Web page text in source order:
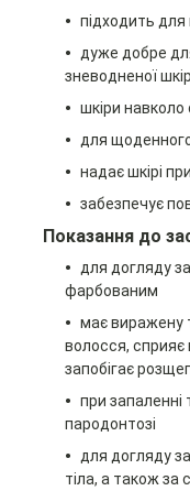
підходить для
дуже добре
зневодненої
шкіри навколо
для
надає шкірі
забезпечує
Показання до
для догляду
фарбованим
має виражену
волосся, сприяє
запобігає
при запаленні
пародонтозі
для догляду
тіла, а також за